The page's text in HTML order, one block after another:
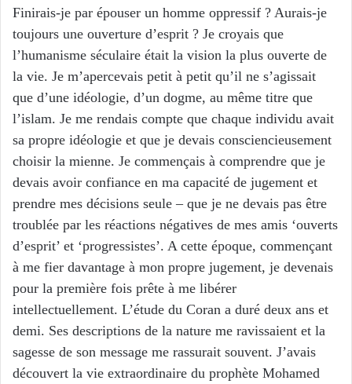
Finirais-je par épouser un homme oppressif ? Aurais-je
toujours une ouverture d’esprit ? Je croyais que
l’humanisme séculaire était la vision la plus ouverte de
la vie. Je m’apercevais petit à petit qu’il ne s’agissait
que d’une idéologie, d’un dogme, au même titre que
l’islam. Je me rendais compte que chaque individu avait
sa propre idéologie et que je devais consciencieusement
choisir la mienne. Je commençais à comprendre que je
devais avoir confiance en ma capacité de jugement et
prendre mes décisions seule – que je ne devais pas être
troublée par les réactions négatives de mes amis ‘ouverts
d’esprit’ et ‘progressistes’. A cette époque, commençant
à me fier davantage à mon propre jugement, je devenais
pour la première fois prête à me libérer
intellectuellement. L’étude du Coran a duré deux ans et
demi. Ses descriptions de la nature me ravissaient et la
sagesse de son message me rassurait souvent. J’avais
découvert la vie extraordinaire du prophète Mohamed